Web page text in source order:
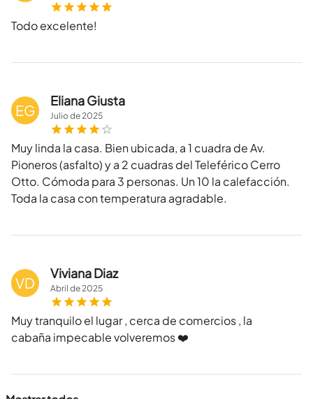
Todo excelente!
EG
Eliana Giusta
Juliode2025
Muy linda la casa. Bien ubicada, a 1 cuadra de Av.
Pioneros (asfalto) y a 2 cuadras del Teleférico Cerro
Otto. Cómoda para 3 personas. Un 10 la calefacción.
Toda la casa con temperatura agradable.
VD
Viviana Diaz
Abril de2025
Muy tranquilo el lugar , cerca de comercios , la
cabaña impecable volveremos ❤️